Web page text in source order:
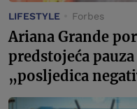
LIFESTYLE Forbes
Ariana Grande
predstojeća
„posljedica